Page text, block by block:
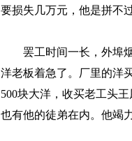
要损失几万元，他是拼不
罢工时间一长，外埠烟
洋老板着急了。厂里的洋
500块大洋，收买老工头
也有他的徒弟在内。他竭